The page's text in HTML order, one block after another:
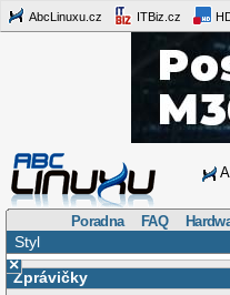
AbcLinuxu.cz ITBiz.cz
Poradna FAQ
Styl
×
Zprávičky